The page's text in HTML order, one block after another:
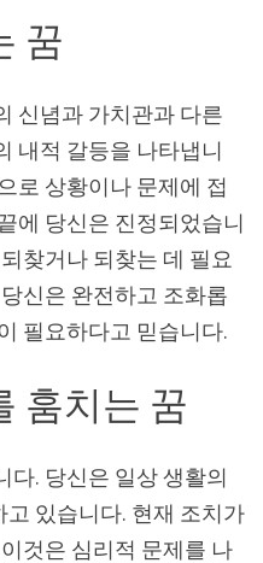
꿈
신념과 가치관과 다른
내적 갈등을 나타냅니
로 상황이나 문제에 접
에 당신은 진정되었습니
찾거나 되찾는 데 필요
신은 완전하고 조화롭
필요하다고 믿습니다.
훔치는 꿈
다. 당신은 일상 생활의
있습니다. 현재 조치가
것은 심리적 문제를 나